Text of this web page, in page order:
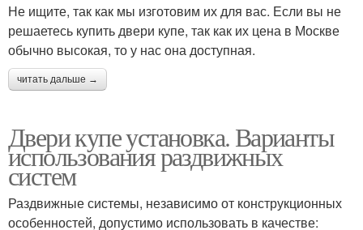
Не ищите, так как мы изготовим их для вас. Если вы не
решаетесь купить двери купе, так как их цена в Москве
обычно высокая, то у нас она доступная.
читать дальше →
Двери купе установка. Варианты
использования раздвижных
систем
Раздвижные системы, независимо от конструкционных
особенностей, допустимо использовать в качестве: